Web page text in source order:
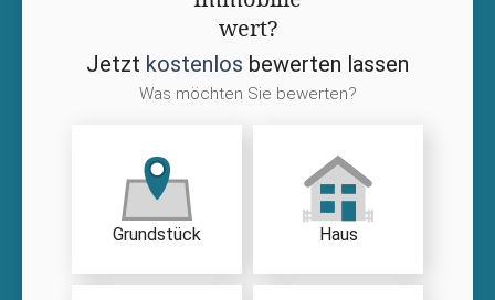
wert?
Jetzt kostenlos bewerten lassen
Was möchten Sie bewerten?
Grundstück Haus